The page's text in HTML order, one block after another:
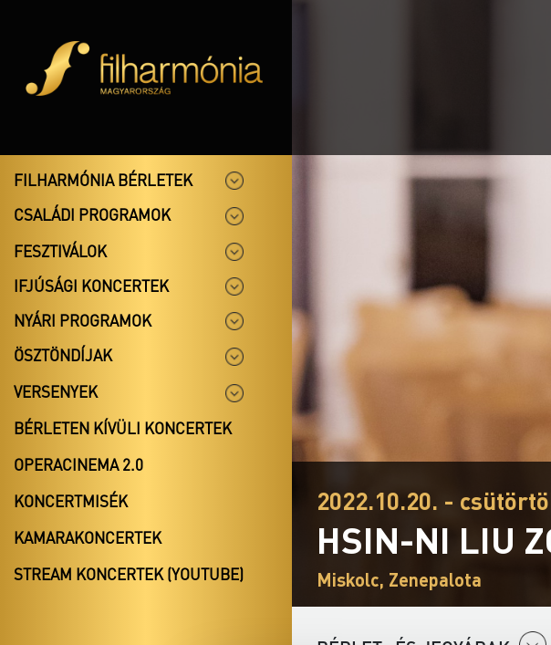
FILHARMÓNIA BÉRLETEK
CSALÁDI PROGRAMOK
FESZTIVÁLOK
IFJÚSÁGI KONCERTEK
NYÁRI PROGRAMOK
ÖSZTÖNDÍJAK
VERSENYEK
BÉRLETEN KÍVÜLI KONCERTEK
OPERACINEMA 2.0
KONCERTMISÉK
KAMARAKONCERTEK
STREAM KONCERTEK (YOUTUBE)
2022.10.20. -
HSIN-NI LIU
Miskolc, Zenepalota